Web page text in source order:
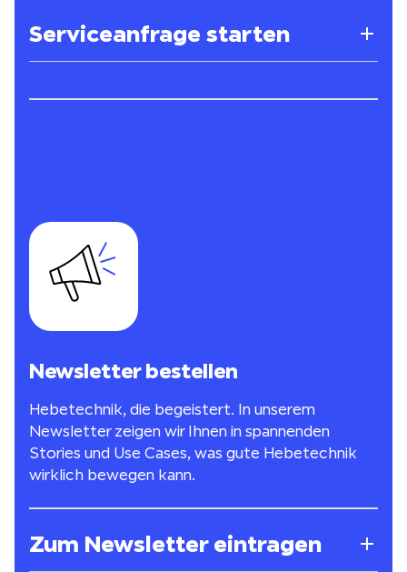
Serviceanfrage starten
Newsletter bestellen
Hebetechnik, die begeistert. In unserem
Newsletter zeigen wir Ihnen in spannenden
Stories und Use Cases, was gute Hebetechnik
wirklich bewegen kann.
Zum Newsletter eintragen